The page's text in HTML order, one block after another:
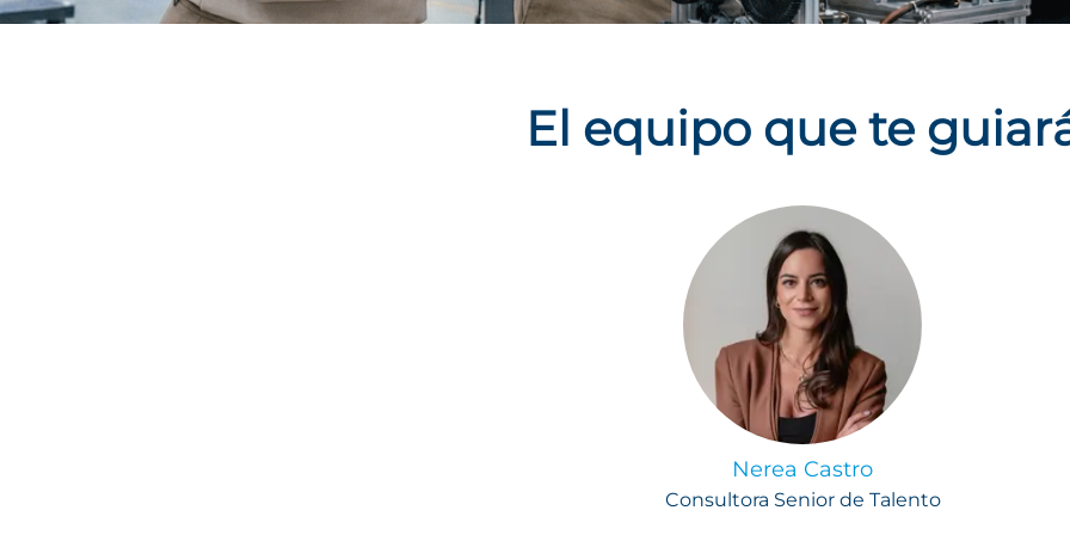
El equipo que te
Nerea Castro
Consultora Senior de Talento